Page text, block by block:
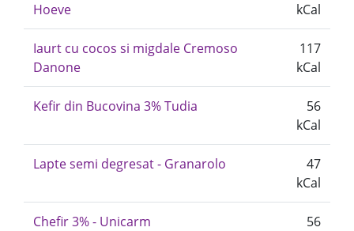
Hoeve
kCal
Iaurt cu cocos si migdale Cremoso
Danone
117
kCal
Kefir din Bucovina 3% Tudia
56
kCal
Lapte semi degresat - Granarolo
47
kCal
Chefir 3% - Unicarm
56